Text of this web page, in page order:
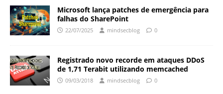
Microsoft lança patches de emergência para
falhas do SharePoint
22/07/2025 mindsecblog 0
Registrado novo recorde em ataques DDoS
de 1,71 Terabit utilizando memcached
09/03/2018 mindsecblog 0